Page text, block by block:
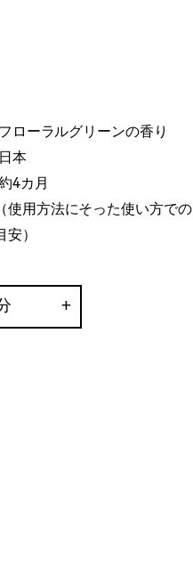
フローラルグリーンの香り
本
4カ月
（使用方法にそった使い方での
安）